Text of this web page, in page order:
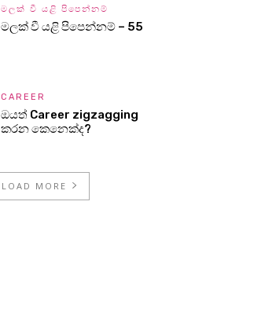
මලක් වී යළි පිපෙන්නම්
මලක් වී යළි පිපෙන්නම් – 55
CAREER
ඔයත් Career zigzagging
කරන කෙනෙක්ද?
LOAD MORE